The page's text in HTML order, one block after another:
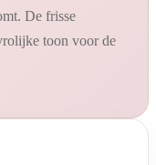
De frisse
toon voor de